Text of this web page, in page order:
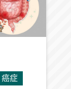
癌症